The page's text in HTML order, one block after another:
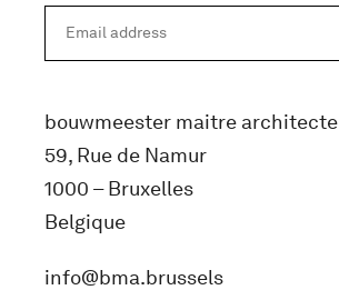
bouwmeester maitre architecte
59, Rue de Namur
1000 – Bruxelles
Belgique
info@bma.brussels